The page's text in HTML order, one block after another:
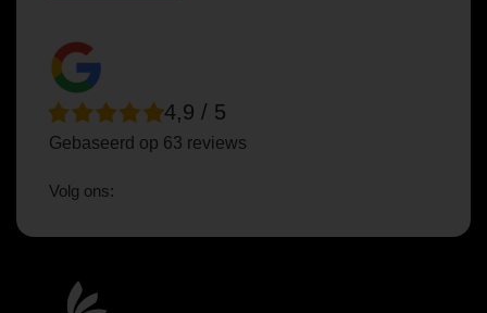
4,9 / 5
Gebaseerd op 63 reviews
Volg ons: